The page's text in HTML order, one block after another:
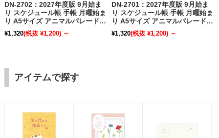
DN-2702：2027年度版 9月始ま
り スケジュール帳 手帳 月曜始ま
り A5サイズ アニマルパレード
キリン〔OZ_S〕【ポスト便送料
無料キャンペーン開催中！】
¥1,320(税抜 ¥1,200) ～
DN-2701：2027年度版 9月始ま
り スケジュール帳 手帳 月曜始ま
り A5サイズ アニマルパレード
シロクマ〔OZ_S〕【ポスト便送
料無料キャンペーン開催中！】
¥1,320(税抜 ¥1,200) ～
アイテムで探す